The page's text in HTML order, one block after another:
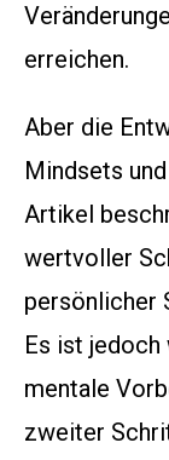
erreichen.
Aber die
Mindsets
Artikel
wertvoller
persönlicher
Es ist
mentale
zweiter